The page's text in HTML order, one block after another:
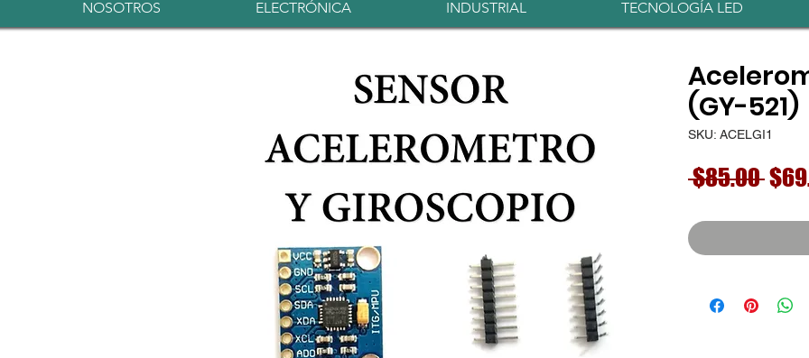
NOSOTROS ELECTRÓNICA INDUSTRIAL TECNOLOGÍA LED
(GY-521)
SKU: ACELGI1
$85.00